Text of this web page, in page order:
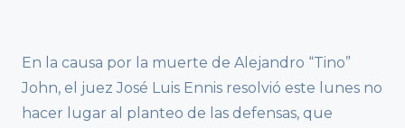
En la causa por la muerte de Alejandro “Tino”
John, el juez José Luis Ennis resolvió este lunes no
hacer lugar al planteo de las defensas, que